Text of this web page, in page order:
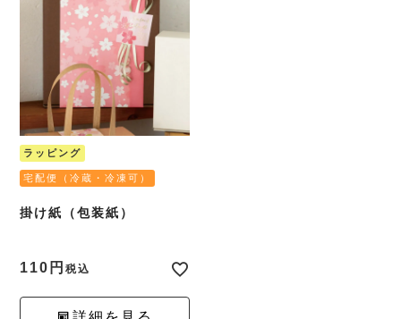
ラッピング
宅配便（冷蔵・冷凍可）
掛け紙（包装紙）
110 税込